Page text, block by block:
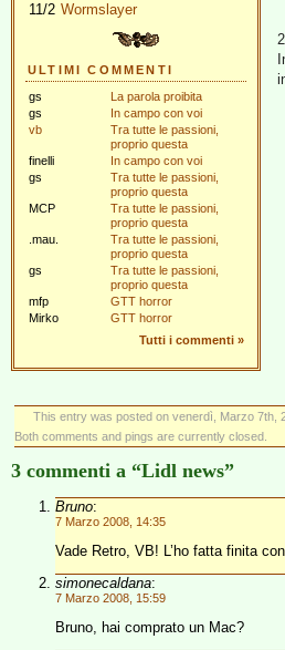
11/2 Wormslayer
ULTIMI COMMENTI
gs
La parola proibita
gs
In campo con voi
vb
Tra tutte le passioni,
proprio questa
finelli
In campo con voi
gs
Tra tutte le passioni,
proprio questa
MCP
Tra tutte le passioni,
proprio questa
.mau.
Tra tutte le passioni,
proprio questa
gs
Tra tutte le passioni,
proprio questa
mfp
GTT horror
Mirko
GTT horror
Tutti i commenti »
This entry was posted on venerdì, Marzo 7th,
Both comments and pings are currently closed.
3 commenti a “Lidl news”
Bruno:
7 Marzo 2008, 14:35
Vade Retro, VB! L’ho fatta finita
simonecaldana:
7 Marzo 2008, 15:59
Bruno, hai comprato un Mac?